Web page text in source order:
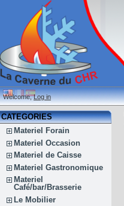
Welcome,Log in
CATEGORIES
Materiel Forain
Materiel Occasion
Materiel de Caisse
Materiel Gastronomique
Materiel
Café/bar/Brasserie
Le Mobilier